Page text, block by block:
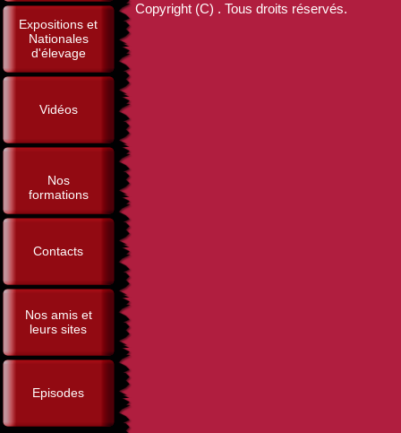
Expositions et
Nationales
d'élevage
Vidéos
Nos
formations
Contacts
Nos amis et
leurs sites
Episodes
Copyright (C) . Tous droits réservés.